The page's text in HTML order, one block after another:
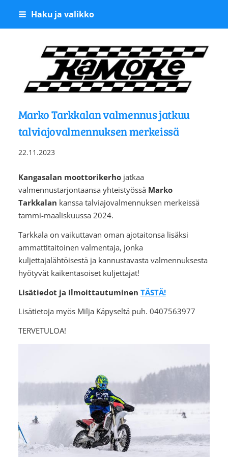
Siirry
Haku ja valikko
Kangasalan
Marko Tarkkalan valmennus jatkuu
talviajovalmennuksen merkeissä
22.11.2023
Kangasalan moottorikerhojatkaa
valmennustarjontaansa yhteistyössä Marko
Tarkkalan kanssa talviajovalmennuksen merkeissä
tammi-maaliskuussa 2024.
Tarkkala on vaikuttavan oman ajotaitonsa lisäksi
ammattitaitoinen valmentaja, jonka
kuljettajalähtöisestä ja kannustavasta valmennuksesta
hyötyvät kaikentasoiset kuljettajat!
Lisätiedot ja Ilmoittautuminen TÄSTÄ!
Lisätietoja myös Milja Käpyseltä puh. 0407563977
TERVETULOA!